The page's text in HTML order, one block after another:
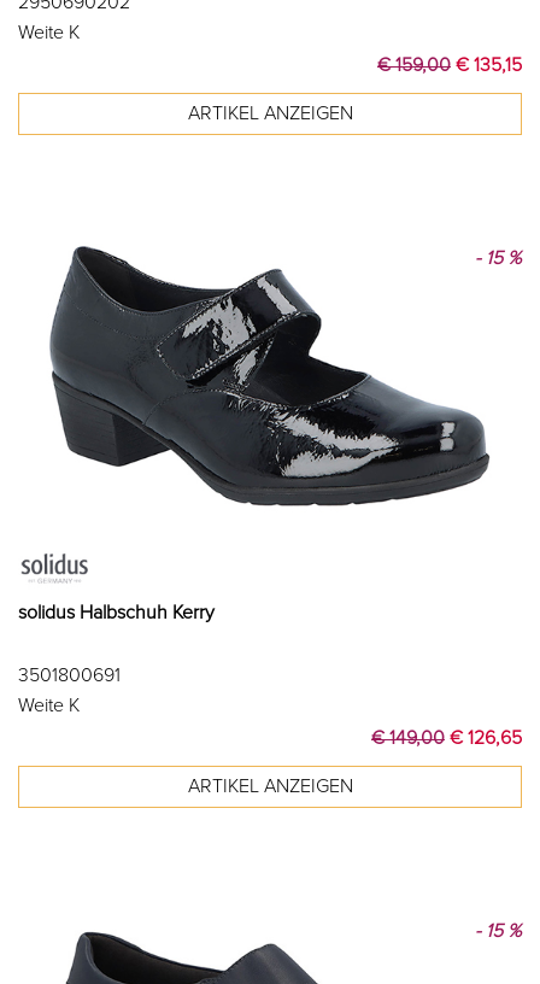
Weite K
€ 159,00 € 135,15
solidus Halbschuh Kerry
3501800691
Weite K
€ 149,00 € 126,65
- 15 %
- 15 %